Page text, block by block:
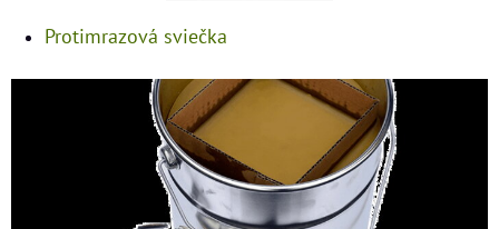
Protimrazová sviečka